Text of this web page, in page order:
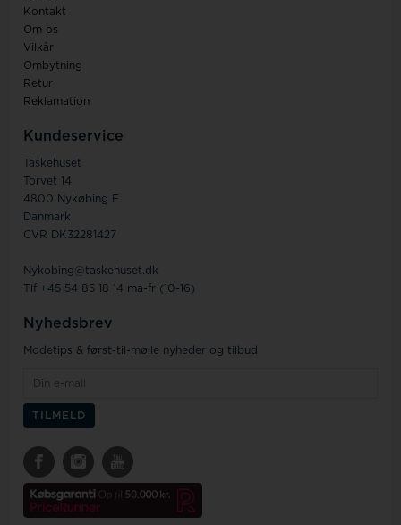
Kontakt
Om os
Vilkår
Ombytning
Retur
Reklamation
Kundeservice
Taskehuset
Torvet 14
4800 Nykøbing F
Danmark
CVR DK32281427
Nykobing@taskehuset.dk
Tlf +45 54 85 18 14 ma-fr (10-16)
Nyhedsbrev
Modetips & først-til-mølle nyheder og tilbud